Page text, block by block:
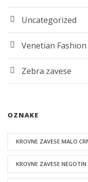
Uncategorized
Venetian Fashion
Zebra zavese
OZNAKE
KROVNE ZAVESE MALO
KROVNE ZAVESE NEGOTIN